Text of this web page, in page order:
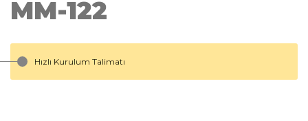
MM-122
Hızlı Kurulum Talimatı